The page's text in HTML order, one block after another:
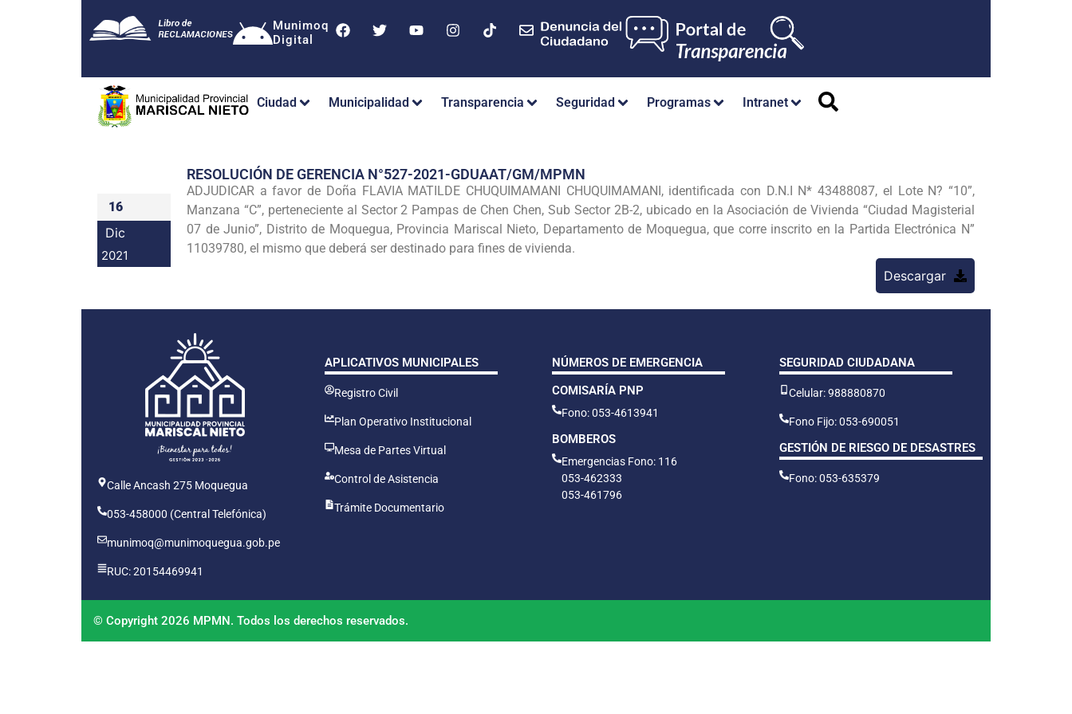
Munimoq
Digital
Ciudad Municipalidad Transparencia Seguridad Programas Intranet
16
Dic
2021
RESOLUCIÓN DE GERENCIA N°527-2021-GDUAAT/GM/MPMN
ADJUDICAR a favor de Doña FLAVIA MATILDE CHUQUIMAMANI CHUQUIMAMANI, identificada con D.N.I N* 43488087, el Lote N? “10”,
Manzana “C”, perteneciente al Sector 2 Pampas de Chen Chen, Sub Sector 2B-2, ubicado en la Asociación de Vivienda “Ciudad Magisterial
07 de Junio”, Distrito de Moquegua, Provincia Mariscal Nieto, Departamento de Moquegua, que corre inscrito en la Partida Electrónica N”
11039780, el mismo que deberá ser destinado para fines de vivienda.
Descargar
Calle Ancash 275 Moquegua
053-458000 (Central Telefónica)
munimoq@munimoquegua.gob.pe
RUC: 20154469941
APLICATIVOS MUNICIPALES
Registro Civil
Plan Operativo Institucional
Mesa de Partes Virtual
Control de Asistencia
Trámite Documentario
NÚMEROS DE EMERGENCIA
COMISARÍA PNP
Fono: 053-4613941
BOMBEROS
Emergencias Fono: 116
053-462333
053-461796
SEGURIDAD CIUDADANA
Celular: 988880870
Fono Fijo: 053-690051
GESTIÓN DE RIESGO DE DESASTRES
Fono: 053-635379
© Copyright 2026 MPMN. Todos los derechos reservados.